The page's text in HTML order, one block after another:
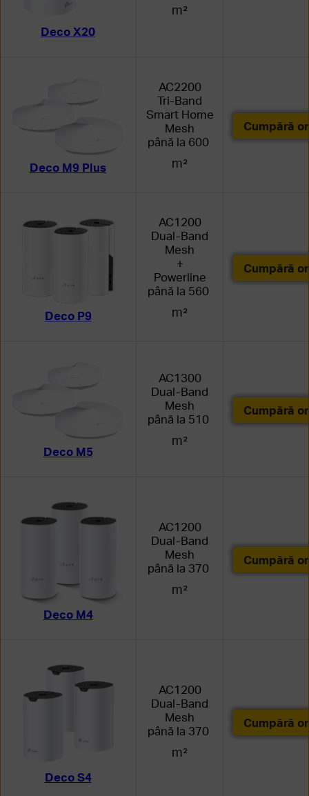
Deco X20
m²
Deco M9 Plus
AC2200
Tri-Band
Smart Home
Mesh
până la 600
m²
Cumpără
Deco P9
AC1200
Dual-Band
Mesh
+
Powerline
până la 560
m²
Cumpără
Deco M5
AC1300
Dual-Band
Mesh
până la 510
m²
Cumpără
Deco M4
AC1200
Dual-Band
Mesh
până la 370
m²
Cumpără
Deco S4
AC1200
Dual-Band
Mesh
până la 370
m²
Cumpără